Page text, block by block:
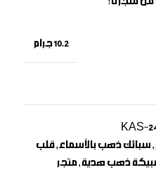
10.2 جرام
KAS-
, سبائك ذهب بالأسماء, قلب
ذهب هدية , متجر